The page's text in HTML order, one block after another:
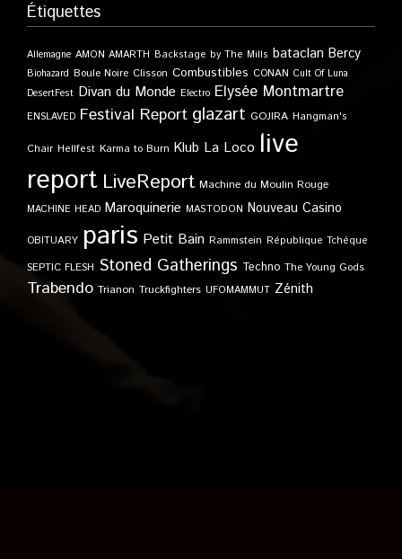
Étiquettes
Allemagne AMON AMARTH Backstage by The Mills bataclan Bercy
Biohazard Boule Noire Clisson Combustibles CONAN Cult Of Luna
DesertFest Divan du Monde Electro Elysée Montmartre
ENSLAVED Festival Report glazart GOJIRA Hangman's
Chair Hellfest Karma to Burn Klub La Loco live
report LiveReport Machine du Moulin Rouge
MACHINE HEAD Maroquinerie MASTODON Nouveau Casino
OBITUARY paris Petit Bain Rammstein République Tchèque
SEPTIC FLESH Stoned Gatherings Techno The Young Gods
Trabendo Trianon Truckfighters UFOMAMMUT Zénith